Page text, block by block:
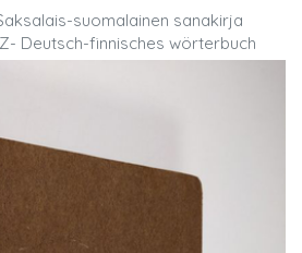
suomalainen sanakirja
Deutsch-finnisches wörterbuch